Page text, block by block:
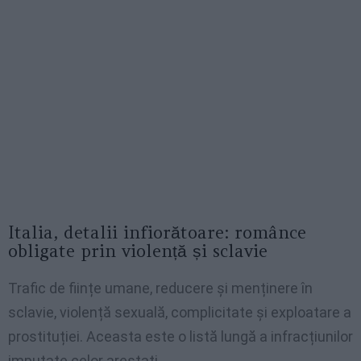
Italia, detalii infiorătoare: românce
obligate prin violență și sclavie
Trafic de ființe umane, reducere și menținere în
sclavie, violență sexuală, complicitate și exploatare a
prostituției. Aceasta este o listă lungă a infracțiunilor